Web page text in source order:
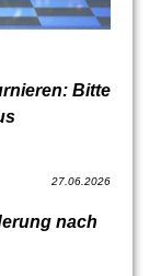
Bitte
27.06.2026
nach